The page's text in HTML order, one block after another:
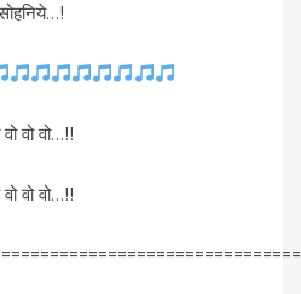
वो वो वो…!!
वो वो वो…!!